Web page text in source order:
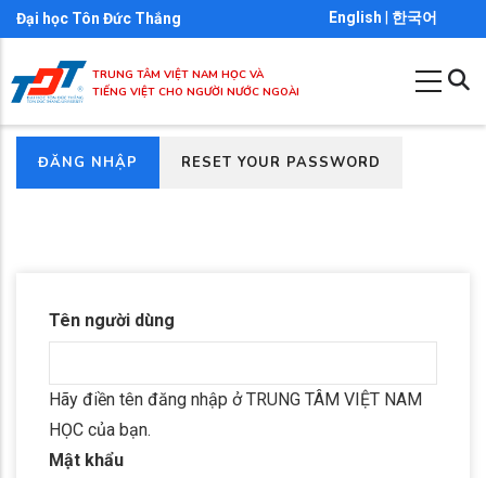
Nhảy
đến
nội
dung
Đại học Tôn Đức Thắng English 한국어
TRUNG TÂM VIỆT NAM HỌC VÀ
TIẾNG VIỆT CHO NGƯỜI NƯỚC NGOÀI
Primary
ĐĂNG NHẬP RESET YOUR PASSWORD
Tên người dùng
Hãy điền tên đăng nhập ở TRUNG TÂM VIỆT NAM
HỌC của bạn.
Mật khẩu